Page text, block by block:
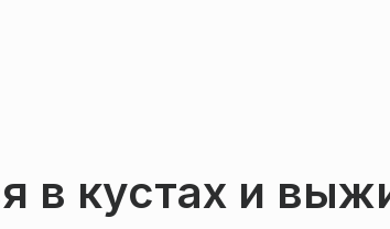
в кустах и